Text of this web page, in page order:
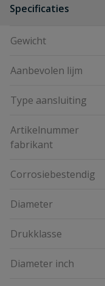
Specificaties
Gewicht
Aanbevolen lijm
Type aansluiting
Artikelnummer
fabrikant
Corrosiebestendig
Diameter
Drukklasse
Diameter inch